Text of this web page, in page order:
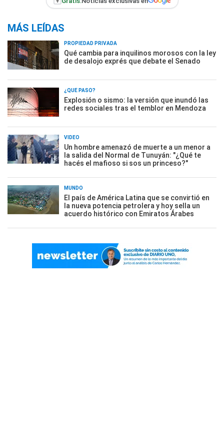
MÁS LEÍDAS
PROPIEDAD PRIVADA
Qué cambia para inquilinos morosos con la ley
de desalojo exprés que debate el Senado
¿QUÉ PASÓ?
Explosión o sismo: la versión que inundó las
redes sociales tras el temblor en Mendoza
VIDEO
Un hombre amenazó de muerte a un menor a
la salida del Normal de Tunuyán: "¿Qué te
hacés el mafioso si sos un princeso?"
MUNDO
El país de América Latina que se convirtió en
la nueva potencia petrolera y hoy sella un
acuerdo histórico con Emiratos Árabes